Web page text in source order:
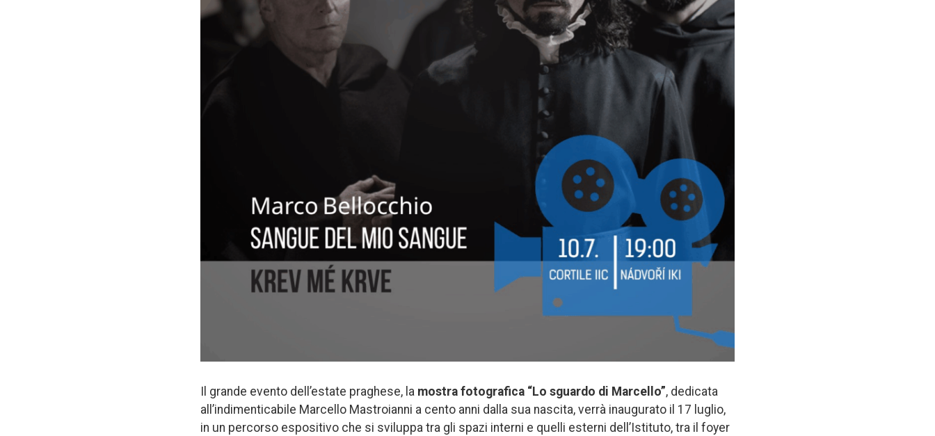
Il grande evento dell’estate praghese, la mostra fotografica “Lo sguardo di Marcello”, dedicata
all’indimenticabile Marcello Mastroianni a cento anni dalla sua nascita, verrà inaugurato il 17 luglio,
in un percorso espositivo che si sviluppa tra gli spazi interni e quelli esterni dell’Istituto, tra il foyer